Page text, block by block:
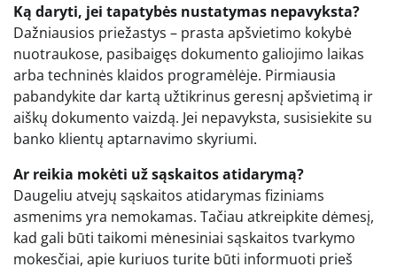
Ką daryti, jei tapatybės nustatymas nepavyksta?
Dažniausios priežastys – prasta apšvietimo kokybė
nuotraukose, pasibaigęs dokumento galiojimo laikas
arba techninės klaidos programėlėje. Pirmiausia
pabandykite dar kartą užtikrinus geresnį apšvietimą ir
aiškų dokumento vaizdą. Jei nepavyksta, susisiekite su
banko klientų aptarnavimo skyriumi.
Ar reikia mokėti už sąskaitos atidarymą?
Daugeliu atvejų sąskaitos atidarymas fiziniams
asmenims yra nemokamas. Tačiau atkreipkite dėmesį,
kad gali būti taikomi mėnesiniai sąskaitos tvarkymo
mokesčiai, apie kuriuos turite būti informuoti prieš